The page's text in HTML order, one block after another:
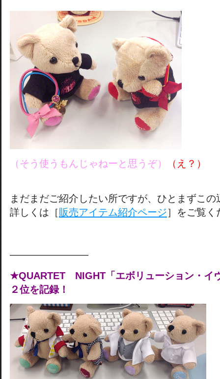
（そう使うもんじゃねーと思うぞ） （え？）
まだまだご紹介したい所ですが、ひとまずこの
詳しくは［販売アイテム紹介ページ］をご覧く
————————
★QUARTET NIGHT「エボリューション・イ
２位を記録！